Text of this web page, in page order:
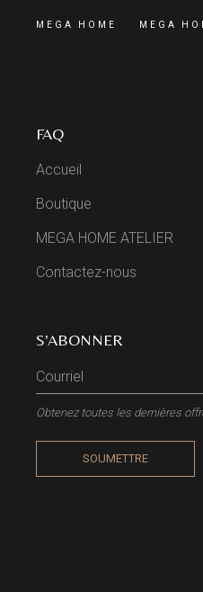
MEGA HOME MEGA
FAQ
Accueil
Boutique
MEGA HOME ATELIER
Contactez-nous
S'ABONNER
Obtenez toutes les dernières
SOUMETTRE